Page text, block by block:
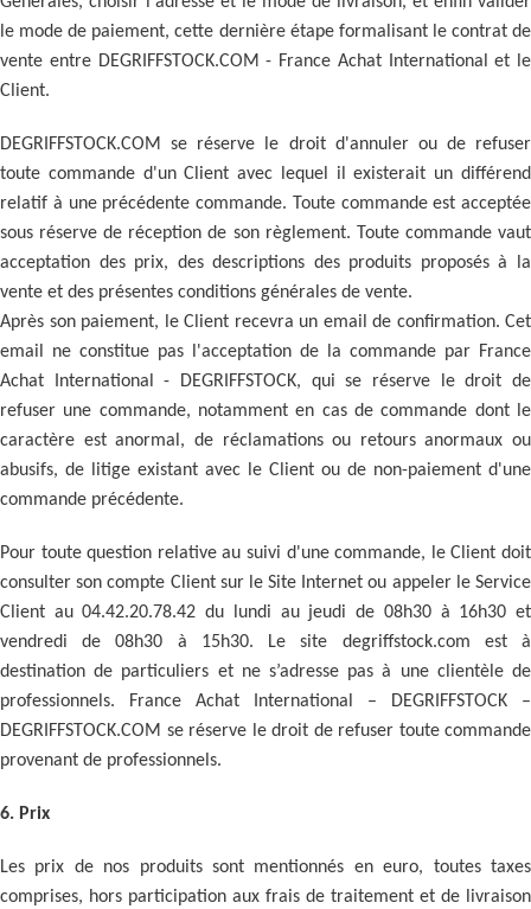
le mode de paiement, cette dernière étape formalisant le contrat de
vente entre DEGRIFFSTOCK.COM - France Achat International et le
Client.
DEGRIFFSTOCK.COM se réserve le droit d'annuler ou de refuser
toute commande d'un Client avec lequel il existerait un différend
relatif à une précédente commande. Toute commande est acceptée
sous réserve de réception de son règlement. Toute commande vaut
acceptation des prix, des descriptions des produits proposés à la
vente et des présentes conditions générales de vente.
Après son paiement, le Client recevra un email de confirmation. Cet
email ne constitue pas l'acceptation de la commande par France
Achat International - DEGRIFFSTOCK, qui se réserve le droit de
refuser une commande, notamment en cas de commande dont le
caractère est anormal, de réclamations ou retours anormaux ou
abusifs, de litige existant avec le Client ou de non-paiement d'une
commande précédente.
Pour toute question relative au suivi d'une commande, le Client doit
consulter son compte Client sur le Site Internet ou appeler le Service
Client au 04.42.20.78.42 du lundi au jeudi de 08h30 à 16h30 et
vendredi de 08h30 à 15h30. Le site degriffstock.com est à
destination de particuliers et ne s’adresse pas à une clientèle de
professionnels. France Achat International – DEGRIFFSTOCK –
DEGRIFFSTOCK.COM se réserve le droit de refuser toute commande
provenant de professionnels.
6. Prix
Les prix de nos produits sont mentionnés en euro, toutes taxes
comprises, hors participation aux frais de traitement et de livraison